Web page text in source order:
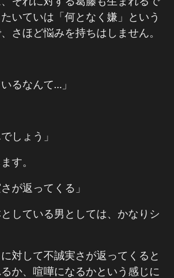
いていは「何となく嫌」という
さほど悩みを持ちはしません。
るなんて…」
しょう」
す。
が返ってくる」
している男としては、かなりシ
対して不誠実さが返ってくると
か、喧嘩になるかという感じに